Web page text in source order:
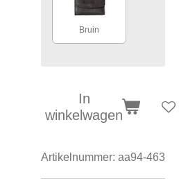
Bruin
In
winkelwagen
Artikelnummer: aa94-463